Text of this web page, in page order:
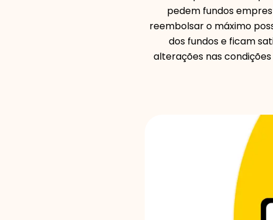
pedem fundos
reembolsar o máximo
dos fundos e ficam
alterações nas